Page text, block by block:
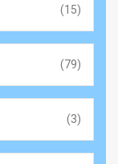
(15)
(79)
(3)